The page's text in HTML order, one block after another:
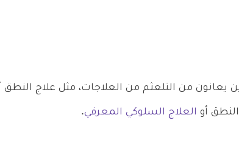
يعانون من التلعثم من العلاجات، مثل علاج النطق
أو العلاج السلوكي المعرفي.